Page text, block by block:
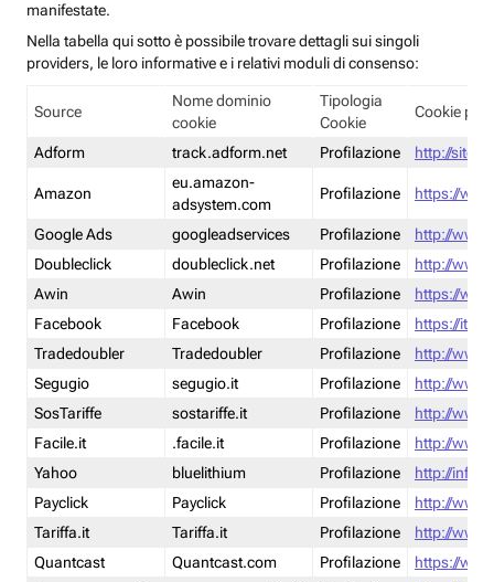
manifestate.
Nella tabella qui sotto è possibile trovare dettagli sui singoli
providers, le loro informative e i relativi moduli di consenso:
Source
Nome dominio
cookie
Tipologia
Cookie
Cookie
Adform track.adform.net Profilazione http://
Amazon
eu.amazon-
adsystem.com
Profilazione https://
Google Ads googleadservices Profilazione
http://
Doubleclick
doubleclick.net Profilazione
http://
Awin
Awin Profilazione
https://
Facebook
Facebook Profilazione
https://it-
Tradedoubler
Tradedoubler Profilazione
http://
Segugio
segugio.it Profilazione
http://
SosTariffe
sostariffe.it Profilazione
http://
Facile.it
.facile.it Profilazione
http://
Yahoo
bluelithium Profilazione
http://
Payclick
Payclick Profilazione
http://
Tariffa.it
Tariffa.it Profilazione
http://
Quantcast
Quantcast.com Profilazione
https://